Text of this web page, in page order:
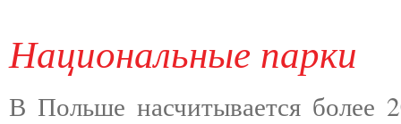
Национальные парки
В Польше насчитывается более